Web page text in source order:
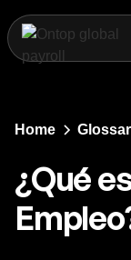
Home
¿Qué